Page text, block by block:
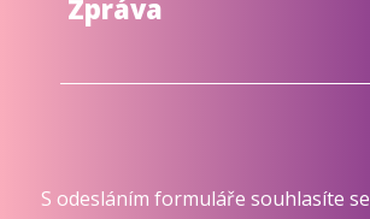
Zpráva
S odesláním formuláře souhlasíte se